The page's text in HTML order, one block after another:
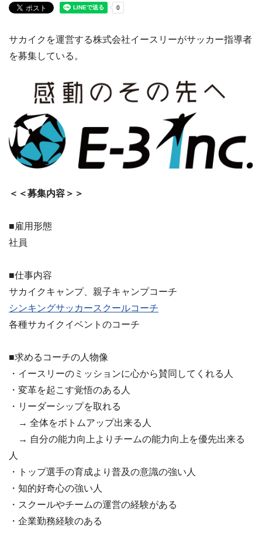
サカイクを運営する株式会社イースリーがサッカー指導者
を募集している。
＜＜募集内容＞＞
■雇用形態
社員
■仕事内容
サカイクキャンプ、親子キャンプコーチ
シンキングサッカースクールコーチ
各種サカイクイベントのコーチ
■求めるコーチの人物像
・イースリーのミッションに心から賛同してくれる人
・変革を起こす覚悟のある人
・リーダーシップを取れる
→ 全体をボトムアップ出来る人
→ 自分の能力向上よりチームの能力向上を優先出来る
人
・トップ選手の育成より普及の意識の強い人
・知的好奇心の強い人
・スクールやチームの運営の経験がある
・企業勤務経験のある